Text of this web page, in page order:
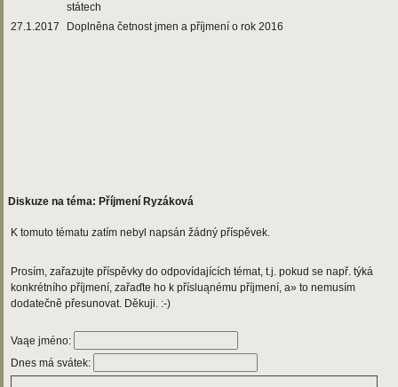
státech
27.1.2017
Doplněna četnost jmen a příjmení o rok 2016
Diskuze na téma: Příjmení Ryzáková
K tomuto tématu zatím nebyl napsán žádný příspěvek.
Prosím, zařazujte příspěvky do odpovídajících témat, t.j. pokud se např. týká
konkrétního příjmení, zařaďte ho k přísluąnému příjmení, a» to nemusím
dodatečně přesunovat. Děkuji. :-)
Vaąe jméno:
Dnes má svátek: